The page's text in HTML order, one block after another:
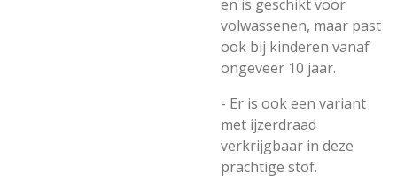
en is geschikt voor
volwassenen, maar past
ook bij kinderen vanaf
ongeveer 10 jaar.
- Er is ook een variant
met ijzerdraad
verkrijgbaar in deze
prachtige stof.